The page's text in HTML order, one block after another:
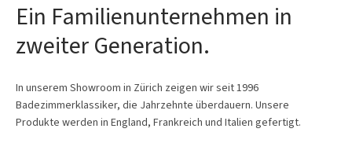
Ein Familienunternehmen in
zweiter Generation.
In unserem Showroom in Zürich zeigen wir seit 1996
Badezimmerklassiker, die Jahrzehnte überdauern. Unsere
Produkte werden in England, Frankreich und Italien gefertigt.